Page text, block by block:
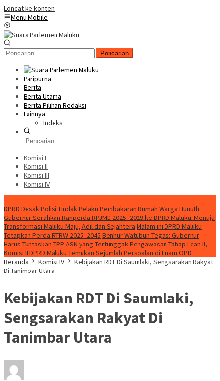
Loncat ke konten
Menu Mobile
Pencarian
Paripurna
Berita
Berita Utama
Berita Pilihan Redaksi
Lainnya
Indeks
Komisi I
Komisi II
Komisi III
Komisi IV
DPRD Desak Polisi Tindak Pelaku Pembakaran Rumah Warga Hunuth
Gubernur Serahkan Ranperda RPJMD 2025–2029 ke DPRD Maluku: Menuju
Transformasi Maluku Maju, Adil dan Sejahtera Malam ini DPRD Maluku
Tetapkan Perda RTRW 2025–2045 Benhur Watubun Tegas: Gubernur
Harus Tuntaskan TPP ASN yang TertunggakPengawasan Tahap I dan II,
Komisi II DPRD Maluku Temukan Sejumlah Persoalan di Enam OPD
Beranda
Komisi IV
Kebijakan RDT Di Saumlaki, Sengsarakan Rakyat
Di Tanimbar Utara
Kebijakan RDT Di Saumlaki,
Sengsarakan Rakyat Di
Tanimbar Utara